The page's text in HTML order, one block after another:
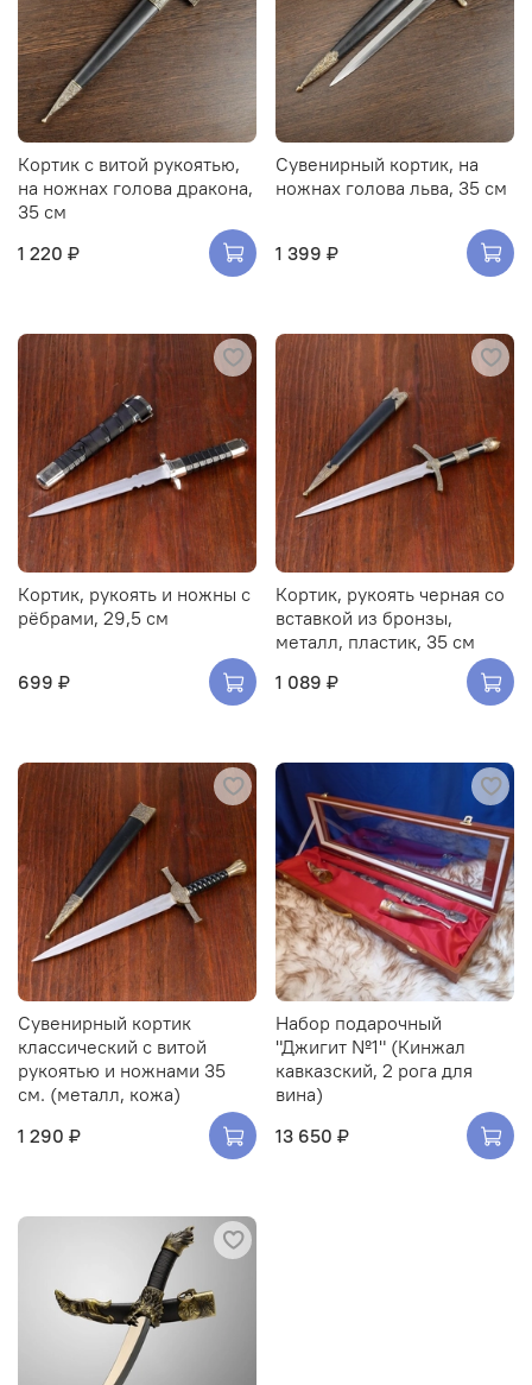
Кортик с витой рукоятью,
на ножнах голова дракона,
35 см
1 220 ₽
Сувенирный кортик, на
ножнах голова льва, 35 см
1 399 ₽
Кортик, рукоять и ножны с
рёбрами, 29,5 см
699 ₽
Кортик, рукоять черная со
вставкой из бронзы,
металл, пластик, 35 см
1 089 ₽
Сувенирный кортик
классический с витой
рукоятью и ножнами 35
см. (металл, кожа)
1 290 ₽
Набор подарочный
"Джигит №1" (Кинжал
кавказский, 2 рога для
вина)
13 650 ₽